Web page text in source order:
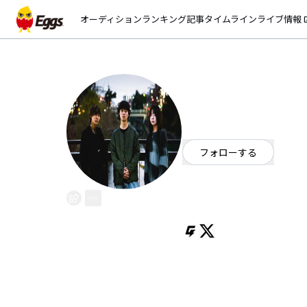
オーディションランキング記事タイムラインライブ情報
フォローする
Ba.智樹